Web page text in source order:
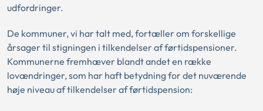
udfordringer.
De kommuner, vi har talt med, fortæller om forskellige
årsager til stigningen i tilkendelser af førtidspensioner.
Kommunerne fremhæver blandt andet en række
lovændringer, som har haft betydning for det nuværende
høje niveau af tilkendelser af førtidspension: